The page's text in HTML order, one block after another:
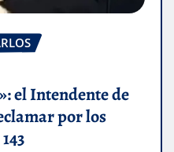
el Intendente de
por los